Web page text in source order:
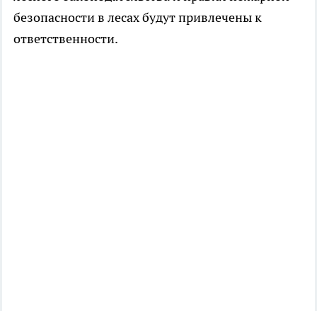
безопасности в лесах будут привлечены к
ответственности.